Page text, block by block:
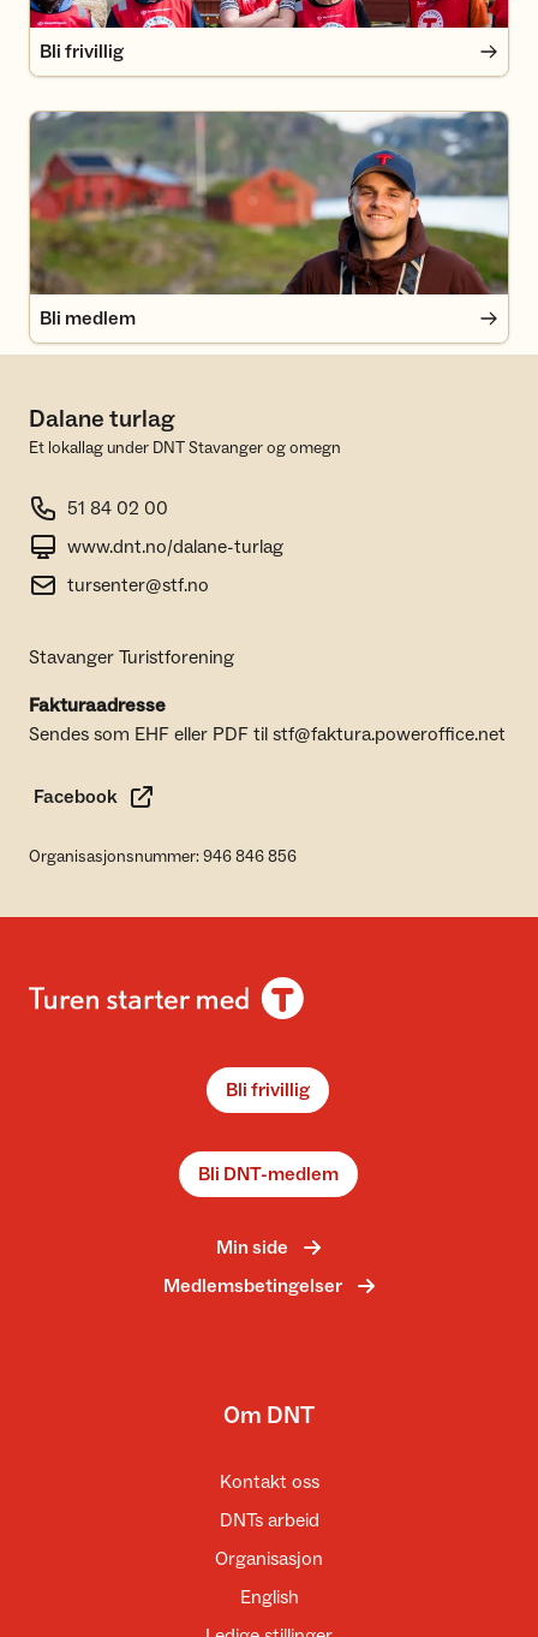
Bli frivillig
Bli medlem
Bli medlem
Dalane turlag
Et lokallag under DNT Stavanger og omegn
51 84 02 00
www.dnt.no/dalane-turlag
tursenter@stf.no
Stavanger Turistforening
Fakturaadresse
Sendes som EHF eller PDF til stf@faktura.poweroffice.net
Facebook
Organisasjonsnummer: 946 846 856
Bli frivillig
Bli DNT-medlem
Min side
Medlemsbetingelser
Om DNT
Kontakt oss
DNTs arbeid
Organisasjon
English